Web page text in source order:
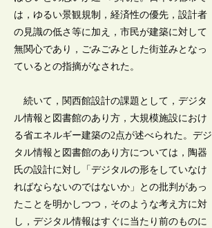
は，ゆるい景観規制，経済性の優先，設計者
の見識の低さ等に加え，市民が建築に対して
無関心であり，ごみごみとした街並みとなっ
ているとの指摘がなされた。
続いて，関西館設計の課題として，デジタ
ル情報と図書館のあり方，大規模施設におけ
る省エネルギー建築の2点が述べられた。デジ
タル情報と図書館のあり方については，陶器
氏の設計に対し「デジタルの形をしていなけ
ればならないのではないか」との批判があっ
たことを明かしつつ，そのような考え方に対
し，デジタル情報はすぐに当たり前のものに